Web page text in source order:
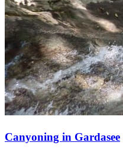
Canyoning in Gardasee